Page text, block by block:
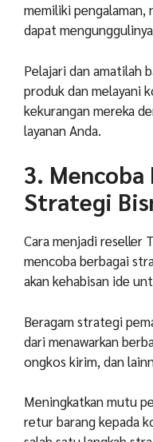
memiliki pengalaman,
dapat
Pelajari dan amatilah
produk dan melayani
kekurangan mereka
layanan Anda.
3. Mencoba
Strategi
Cara menjadi reseller
mencoba berbagai
akan kehabisan ide
Beragam strategi
dari menawarkan
ongkos kirim, dan
Meningkatkan mutu
retur barang kepada